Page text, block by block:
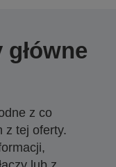
główne
z co
z tej oferty.